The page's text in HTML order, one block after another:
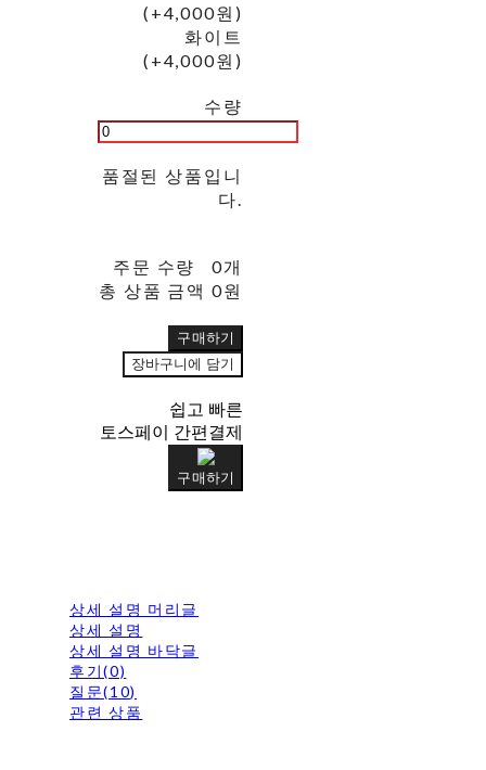
(+4,000원)
화이트
(+4,000원)
수량
품절된 상품입니
다.
주문 수량
0개
총 상품 금액 0원
구매하기
장바구니에 담기
쉽고 빠른
토스페이 간편결제
구매하기
상세 설명 머리글
상세 설명
상세 설명 바닥글
후기(0)
질문(10)
관련 상품